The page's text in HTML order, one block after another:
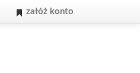
załóż konto